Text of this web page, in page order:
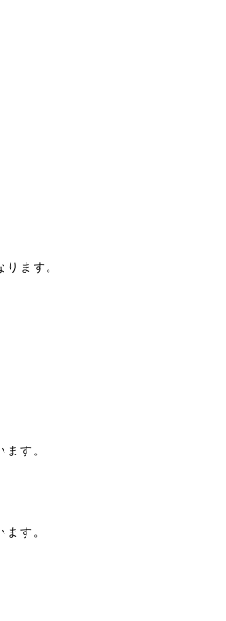
ます。
す。
す。